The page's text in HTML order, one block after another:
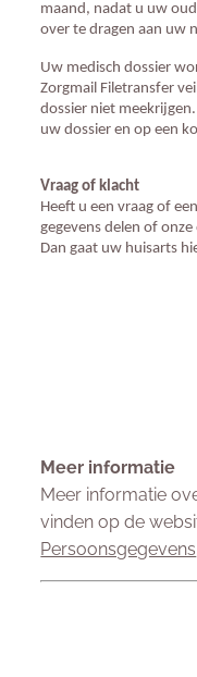
maand, nadat u uw
over te dragen aan uw
Uw medisch dossier
Zorgmail Filetransfer
dossier niet
uw dossier en op een
Vraag of klacht
Heeft u een vraag of
gegevens delen of
Dan gaat uw huisarts
Meer informatie
Meer informatie
vinden op de
Persoonsgegevens